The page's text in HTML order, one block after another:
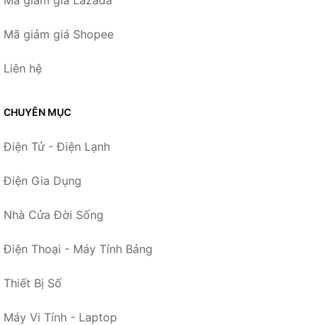
Mã giảm giá Shopee
Liên hệ
CHUYÊN MỤC
Điện Tử - Điện Lạnh
Điện Gia Dụng
Nhà Cửa Đời Sống
Điện Thoại - Máy Tính Bảng
Thiết Bị Số
Máy Vi Tính - Laptop